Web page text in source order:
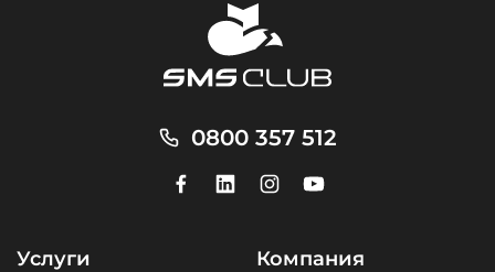
0800 357 512
Услуги Компания